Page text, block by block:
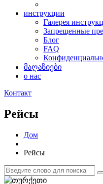
инструкции
Галерея
Запрещенные
Блог
FAQ
მაღაზიები
о нас
Контакт
Рейсы
Дом
Рейсы